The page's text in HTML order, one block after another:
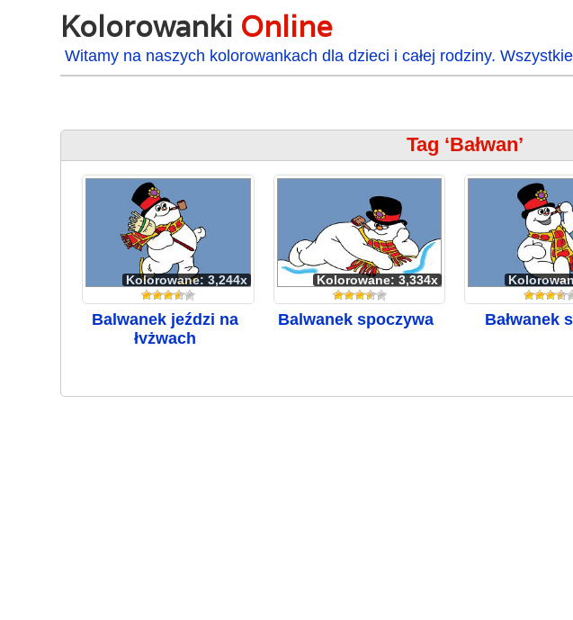
Kolorowanki Online
Witamy na naszych kolorowankach dla dzieci i całej rodziny.
Tag ‘Bałwan’
Kolorowane: 3,244x
Balwanek jeździ na
łyżwach
Kolorowane: 3,334x
Balwanek spoczywa Bałwanek